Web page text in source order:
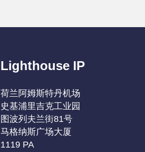
Lighthouse IP
荷兰阿姆斯特丹机场
史基浦里吉克工业园
图波列夫兰街81号
马格纳斯广场大厦
1119 PA